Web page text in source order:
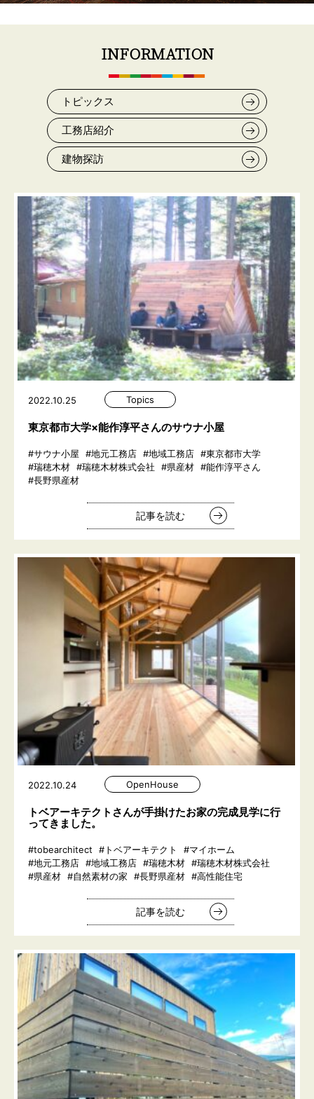
INFORMATION
トピックス
工務店紹介
建物探訪
2022.10.25 Topics
東京都市大学×能作淳平さんのサウナ小屋
#サウナ小屋 #地元工務店 #地域工務店 #東京都市大学
#瑞穂木材 #瑞穂木材株式会社 #県産材 #能作淳平さん
#長野県産材
記事を読む
2022.10.24 OpenHouse
トベアーキテクトさんが手掛けたお家の完成見学に行
ってきました。
#tobearchitect #トベアーキテクト
#マイホーム
#地元工務店 #地域工務店 #瑞穂木材 #瑞穂木材株式会社
#県産材 #自然素材の家 #長野県産材 #高性能住宅
記事を読む